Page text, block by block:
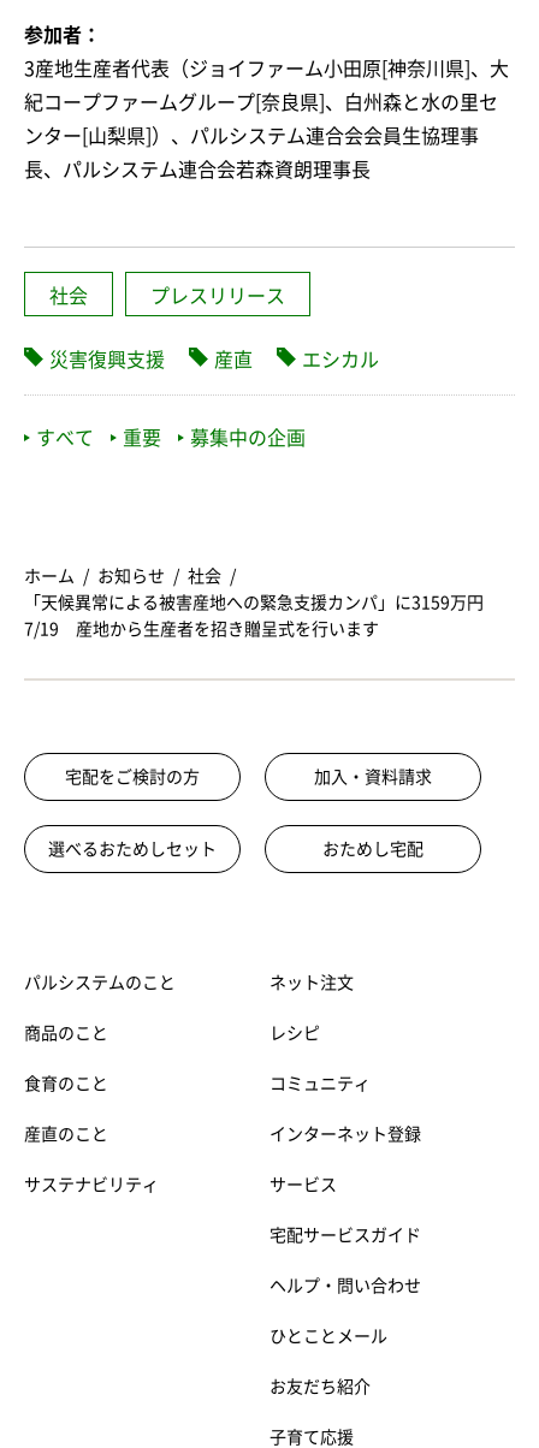
参加者：
3産地生産者代表（ジョイファーム小田原[神奈川県]、大
紀コープファームグループ[奈良県]、白州森と水の里セ
ンター[山梨県]）、パルシステム連合会会員生協理事
長、パルシステム連合会若森資朗理事長
社会 プレスリリース
災害復興支援 産直 エシカル
すべて 重要 募集中の企画
ホーム お知らせ
社会
「天候異常による被害産地への緊急支援カンパ」に3159万円
7/19 産地から生産者を招き贈呈式を行います
宅配をご検討の方 加入・資料請求
選べるおためしセット おためし宅配
パルシステムのこと
商品のこと
食育のこと
産直のこと
サステナビリティ
ネット注文
レシピ
コミュニティ
インターネット登録
サービス
宅配サービスガイド
ヘルプ・問い合わせ
ひとことメール
お友だち紹介
子育て応援